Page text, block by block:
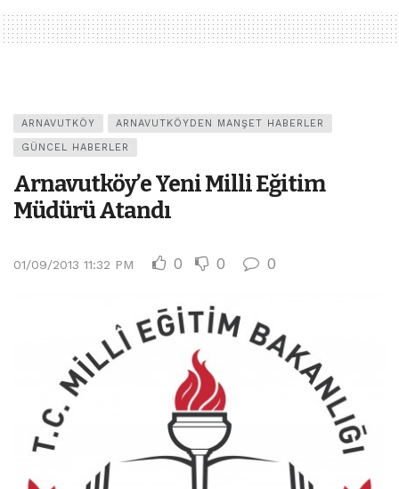
ARNAVUTKÖY ARNAVUTKÖYDEN MANŞET HABERLER
GÜNCEL HABERLER
Arnavutköy’e Yeni Milli Eğitim
Müdürü Atandı
01/09/2013 11:32 PM 0 0 0